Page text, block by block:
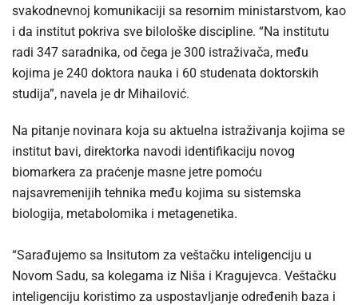
svakodnevnoj komunikaciji sa resornim ministarstvom, kao
i da institut pokriva sve bilološke discipline. “Na institutu
radi 347 saradnika, od čega je 300 istraživača, među
kojima je 240 doktora nauka i 60 studenata doktorskih
studija”, navela je dr Mihailović.
Na pitanje novinara koja su aktuelna istraživanja kojima se
institut bavi, direktorka navodi identifikaciju novog
biomarkera za praćenje masne jetre pomoću
najsavremenijih tehnika među kojima su sistemska
biologija, metabolomika i metagenetika.
“Sarađujemo sa Insitutom za veštačku inteligenciju u
Novom Sadu, sa kolegama iz Niša i Kragujevca. Veštačku
inteligenciju koristimo za uspostavljanje određenih baza i